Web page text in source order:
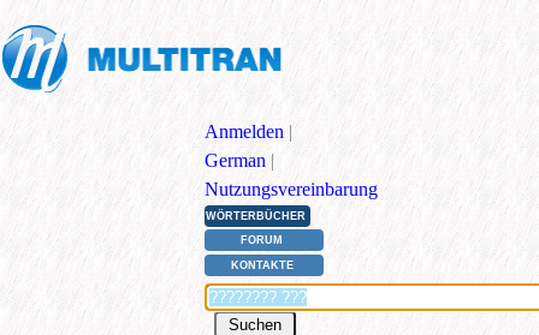
Anmelden |
German |
Nutzungsvereinbarung
WÖRTERBÜCHER
FORUM
KONTAKTE